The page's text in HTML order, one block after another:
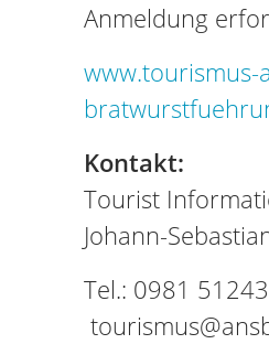
Anmeldung
www.tourismus-
Kontakt:
Tourist
Johann-
Tel.: 0981